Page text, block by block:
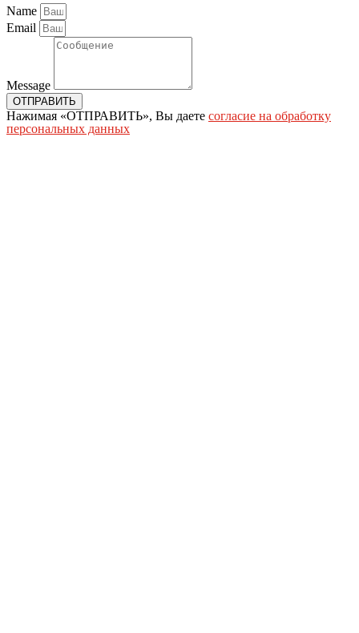
Name
Email
Message
ОТПРАВИТЬ
Нажимая «ОТПРАВИТЬ», Вы даете согласие на обработку
персональных данных